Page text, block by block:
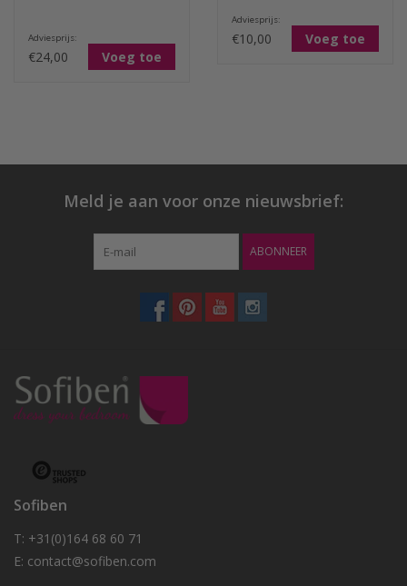
Adviesprijs:
€24,00 Voeg toe
Adviesprijs:
€10,00 Voeg toe
Meld je aan voor onze nieuwsbrief:
ABONNEER
Sofiben
T: +31(0)164 68 60 71
E: contact@sofiben.com